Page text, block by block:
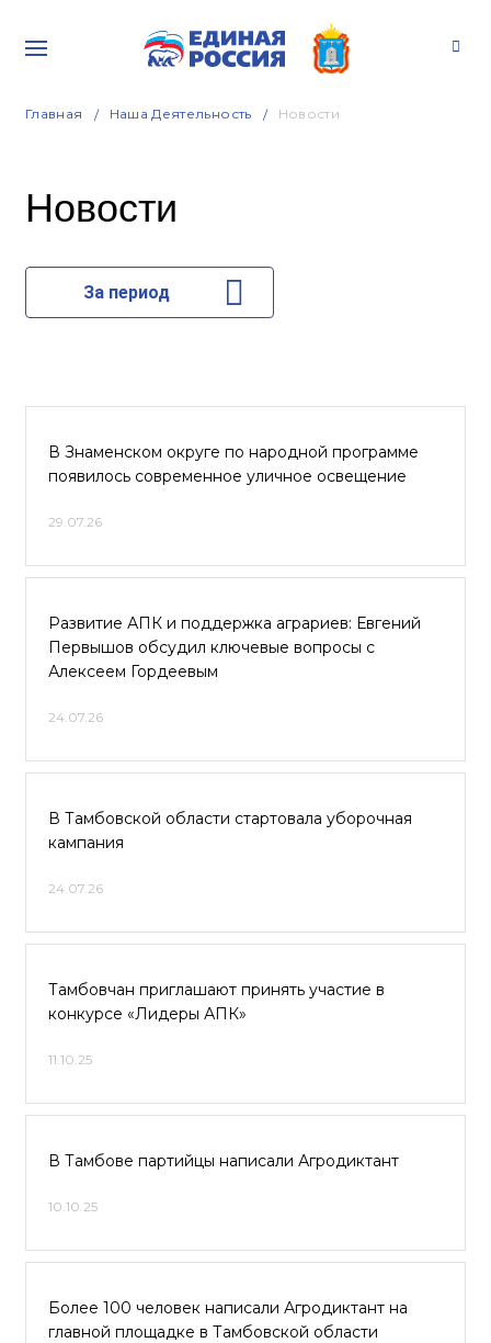
Главная Наша Деятельность Новости
Новости
За период
В Знаменском округе по народной программе
появилось современное уличное освещение
29.07.26
Развитие АПК и поддержка аграриев: Евгений
Первышов обсудил ключевые вопросы с
Алексеем Гордеевым
24.07.26
В Тамбовской области стартовала уборочная
кампания
24.07.26
Тамбовчан приглашают принять участие в
конкурсе «Лидеры АПК»
11.10.25
В Тамбове партийцы написали Агродиктант
10.10.25
Более 100 человек написали Агродиктант на
главной площадке в Тамбовской области